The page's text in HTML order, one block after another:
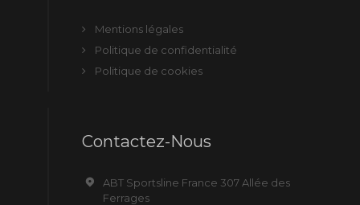
Mentions légales
Politique de confidentialité
Politique de cookies
Contactez-Nous
ABT Sportsline France 307 Allée des
Ferrages